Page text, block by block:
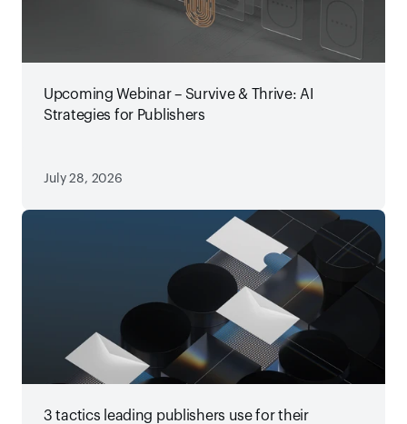
Upcoming Webinar – Survive & Thrive: AI
Strategies for Publishers
July 28, 2026
3 tactics leading publishers use for their